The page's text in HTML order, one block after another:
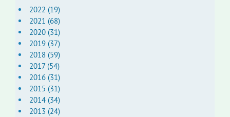
2022 (19)
2021 (68)
2020 (31)
2019 (37)
2018 (59)
2017 (54)
2016 (31)
2015 (31)
2014 (34)
2013 (24)